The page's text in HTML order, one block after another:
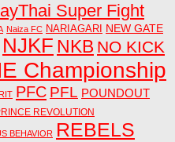
Super Fight
Naiza FC NARIAGARI NEW GATE
NJKF NKB NO KICK
Championship
PFC PFL POUNDOUT
REVOLUTION
BEHAVIOR REBELS